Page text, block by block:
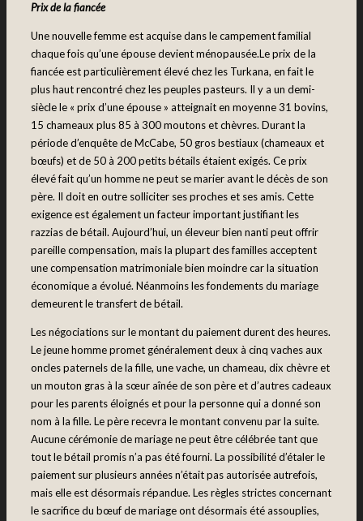
Prix de la fiancée
Une nouvelle femme est acquise dans le campement familial
chaque fois qu’une épouse devient ménopausée.Le prix de la
fiancée est particulièrement élevé chez les Turkana, en fait le
plus haut rencontré chez les peuples pasteurs. Il y a un demi-
siècle le « prix d’une épouse » atteignait en moyenne 31 bovins,
15 chameaux plus 85 à 300 moutons et chèvres. Durant la
période d’enquête de McCabe, 50 gros bestiaux (chameaux et
bœufs) et de 50 à 200 petits bétails étaient exigés. Ce prix
élevé fait qu’un homme ne peut se marier avant le décès de son
père. Il doit en outre solliciter ses proches et ses amis. Cette
exigence est également un facteur important justifiant les
razzias de bétail. Aujourd’hui, un éleveur bien nanti peut offrir
pareille compensation, mais la plupart des familles acceptent
une compensation matrimoniale bien moindre car la situation
économique a évolué. Néanmoins les fondements du mariage
demeurent le transfert de bétail.
Les négociations sur le montant du paiement durent des heures.
Le jeune homme promet généralement deux à cinq vaches aux
oncles paternels de la fille, une vache, un chameau, dix chèvre et
un mouton gras à la sœur aînée de son père et d’autres cadeaux
pour les parents éloignés et pour la personne qui a donné son
nom à la fille. Le père recevra le montant convenu par la suite.
Aucune cérémonie de mariage ne peut être célébrée tant que
tout le bétail promis n’a pas été fourni. La possibilité d’étaler le
paiement sur plusieurs années n’était pas autorisée autrefois,
mais elle est désormais répandue. Les règles strictes concernant
le sacrifice du bœuf de mariage ont désormais été assouplies,